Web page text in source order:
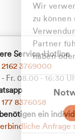
Wir
zu
Partner
haben
Service-Hotline
3769000
- Fr. 08.00 - 16:30
8376058
ein
Anfrage